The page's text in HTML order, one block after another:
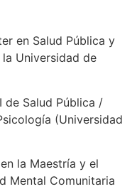
en Salud Pública y
Universidad de
de Salud Pública /
(Universidad
la Maestría y el
Mental Comunitaria